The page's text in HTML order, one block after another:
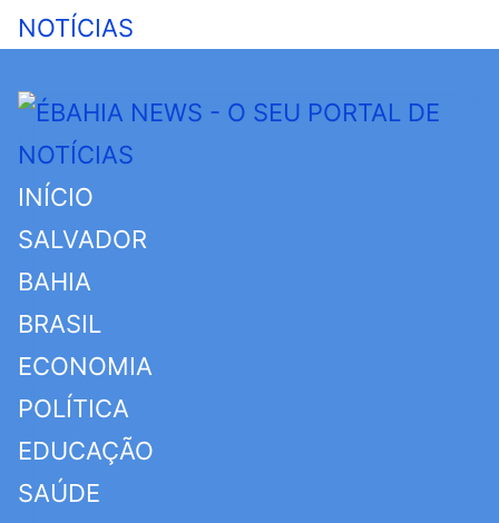
INÍCIO
SALVADOR
BAHIA
BRASIL
ECONOMIA
POLÍTICA
EDUCAÇÃO
SAÚDE